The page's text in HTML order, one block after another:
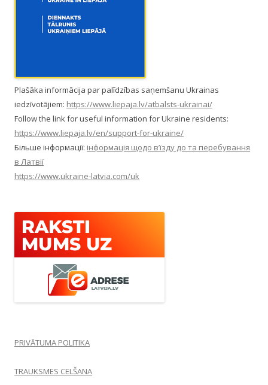
Plašāka informācija par palīdzības saņemšanu Ukrainas
iedzīvotājiem: https://www.liepaja.lv/atbalsts-ukrainai/
Follow the link for useful information for Ukraine residents:
https://www.liepaja.lv/en/support-for-ukraine/
Більше інформації: інформація щодо в’їзду до та перебування
в Латвії
https://www.ukraine-latvia.com/uk
PRIVĀTUMA POLITIKA
TRAUKSMES CELŠANA